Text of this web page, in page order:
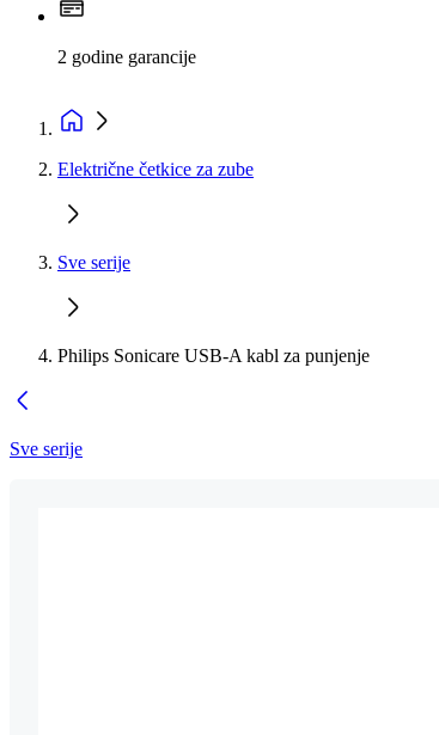
2 godine garancije
Električne četkice za zube
Sve serije
Philips Sonicare USB-A kabl za punjenje
Sve serije